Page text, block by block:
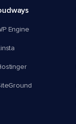
Engine